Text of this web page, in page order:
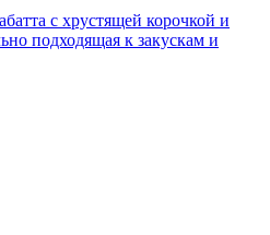
с хрустящей корочкой и
подходящая к закускам и